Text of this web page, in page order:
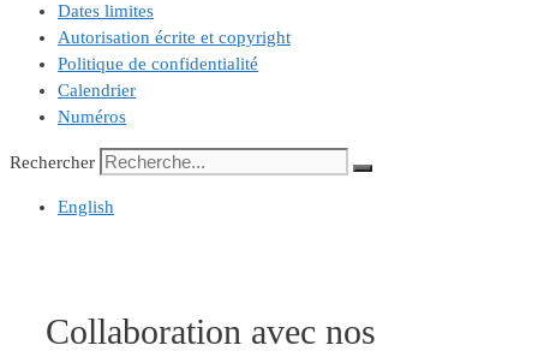
Dates limites
Autorisation écrite et copyright
Politique de confidentialité
Calendrier
Numéros
Rechercher
English
Collaboration avec nos